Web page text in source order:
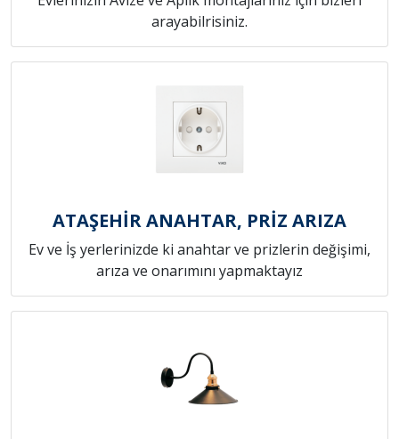
arayabilrisiniz.
ATAŞEHİR ANAHTAR, PRİZ ARIZA
Ev ve İş yerlerinizde ki anahtar ve prizlerin değişimi,
arıza ve onarımını yapmaktayız